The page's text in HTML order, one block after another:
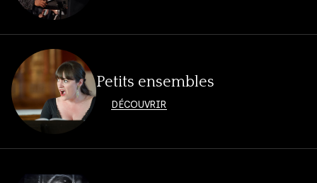
Petits ensembles
DÉCOUVRIR